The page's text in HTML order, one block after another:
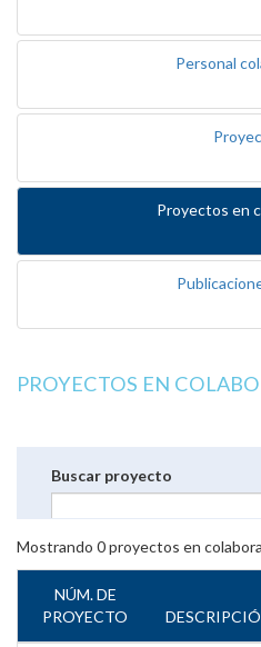
Personal
Proyectos en
PROYECTOS EN
Buscar proyecto
Mostrando 0proyectos en
NÚM. DE
PROYECTO